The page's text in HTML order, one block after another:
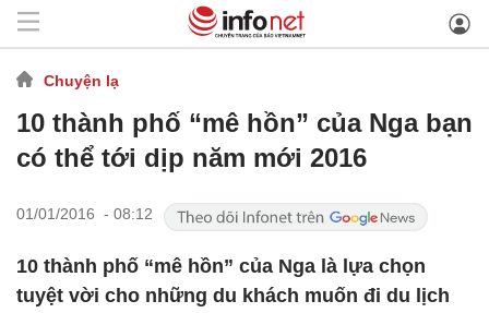
Chuyện lạ
10 thành phố “mê hồn” của Nga bạn
có thể tới dịp năm mới 2016
01/01/2016 - 08:12
10 thành phố “mê hồn” của Nga là lựa chọn
tuyệt vời cho những du khách muốn đi du lịch